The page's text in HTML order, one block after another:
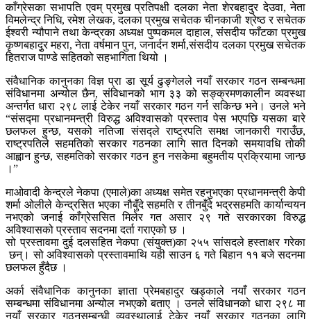
काँग्रेसका सभापति एवम् प्रमुख प्रतिपक्षी दलका नेता शेरबहादुर देउवा, नेता
विमलेन्द्र निधि, रमेश लेखक, दलका प्रमुख सचेतक चीनकाजी श्रेष्ठ र सचेतक
ईश्वरी न्यौपाने तथा केन्द्रका अध्यक्ष पुष्पकमल दाहाल, संसदीय फाँटका प्रमुख
कृष्णबहादुृर महरा, नेता वर्षमान पुन, जनार्दन शर्मा,संसदीय दलका प्रमुख सचेतक
हितराज पाण्डे सहितको सहभागिता थियो ।
संवैधानिक कानुनका विज्ञ प्रा डा सूर्य ढुङ्गेलले नयाँ सरकार गठन सम्बन्धमा
संविधानमा अन्योल छैन, संविधानको भाग ३३ को सङ्क्रमणकालीन व्यवस्था
अन्तर्गत धारा २९८ लाई टेकेर नयाँ सरकार गठन गर्न सकिन्छ भने। उनले भने
“संसद्मा प्रधानमन्त्री विरुद्ध अविश्वासको प्रस्ताव पेस भएपछि यसका बारे
छलफल हुन्छ, यसको नतिजा संसद्ले राष्ट्रपति समक्ष जानकारी गराउँछ,
राष्ट्रपतिले सहमतिको सरकार गठनका लागि सात दिनको समयावधि तोकी
आह्वान हुन्छ, सहमतिको सरकार गठन हुन नसकेमा बहुमतीय प्रक्रियामा जान्छ
।”
माओवादी केन्द्रले नेकपा (एमाले)का अध्यक्ष समेत रहनुभएका प्रधानमन्त्री केपी
शर्मा ओलीले केन्द्रसित भएका नौबुँदे सहमति र तीनबुँदे भद्रसहमति कार्यान्वयन
नभएको जनाई काँग्रेससित मिलेर गत असार २९ गते सरकारका विरुद्ध
अविश्वासको प्रस्ताव सदनमा दर्ता गराएको छ ।
सो प्रस्तावमा दुई दलसहित नेकपा (संयुक्त)का २५५ सांसदले हस्ताक्षर गरेका
छन्। सो अविश्वासको प्रस्तावमाथि यही साउन ६ गते बिहान ११ बजे सदनमा
छलफल हुँदैछ ।
अर्का संवैधानिक कानुनका ज्ञाता प्रेमबहादुर खड्काले नयाँ सरकार गठन
सम्बन्धमा संविधानमा अन्योल नभएको बताए । उनले संविधानको धारा २९८ मा
नयाँ सरकार गठनसम्बन्धी व्यवस्थालाई टेकेर नयाँ सरकार गठनका लागि